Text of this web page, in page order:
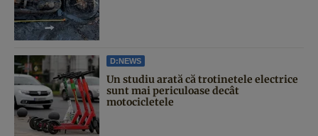
D:NEWS
Un studiu arată că trotinetele electrice
sunt mai periculoase decât
motocicletele